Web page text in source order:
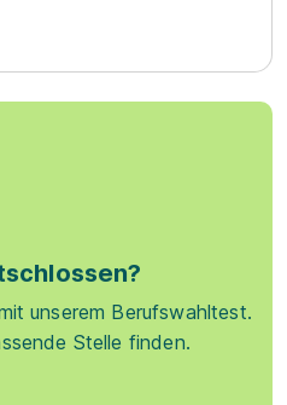
unserem Berufswahltest.
Stelle finden.